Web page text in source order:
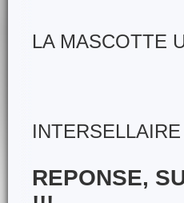
LA MASCOTTE
INTERSELLAIRE
REPONSE,